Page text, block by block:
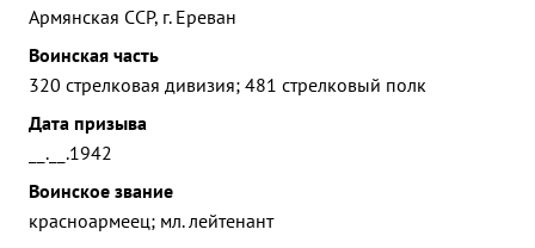
Армянская ССР, г. Ереван
Воинская часть
320 стрелковая дивизия; 481 стрелковый полк
Дата призыва
__.__.1942
Воинское звание
красноармеец; мл. лейтенант